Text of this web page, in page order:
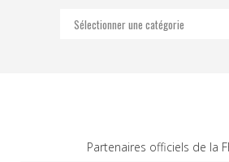
Catégories
Partenaires officiels de la